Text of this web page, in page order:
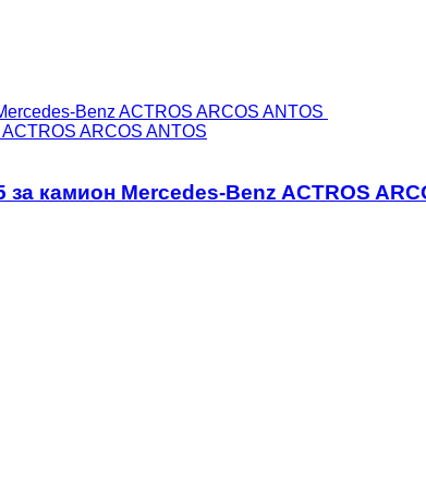
ARCOS ANTOS
камион Mercedes-Benz ACTROS